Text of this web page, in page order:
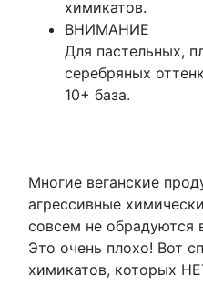
химикатов.
ВНИМАНИЕ
Для пастельных,
серебряных
10+ база.
Многие веганские
агрессивные
совсем не обрадуются
Это очень плохо! Вот
химикатов, которых